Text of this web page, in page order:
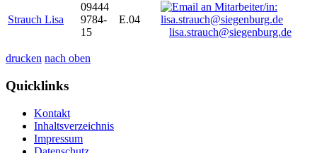
Strauch Lisa
09444
9784-
15
E.04
lisa.strauch@siegenburg.de
drucken nach oben
Quicklinks
Kontakt
Inhaltsverzeichnis
Impressum